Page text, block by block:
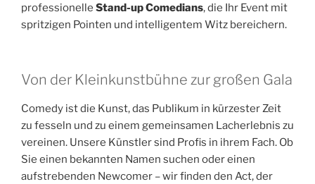
professionelle Stand-up Comedians, die Ihr Event mit
spritzigen Pointen und intelligentem Witz bereichern.
Von der Kleinkunstbühne zur großen Gala
Comedy ist die Kunst, das Publikum in kürzester Zeit
zu fesseln und zu einem gemeinsamen Lacherlebnis zu
vereinen. Unsere Künstler sind Profis in ihrem Fach. Ob
Sie einen bekannten Namen suchen oder einen
aufstrebenden Newcomer – wir finden den Act, der